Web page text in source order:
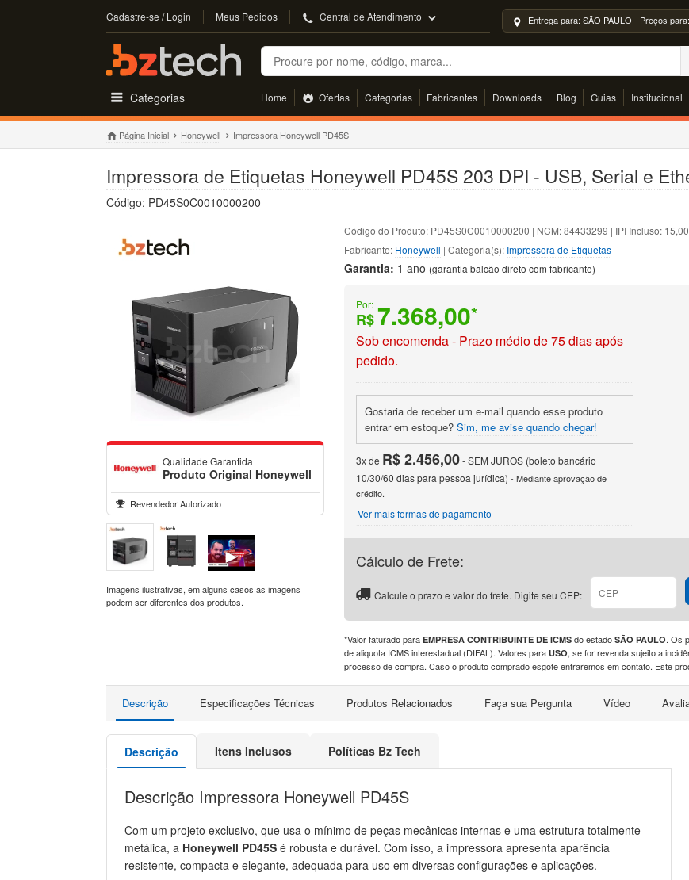
Cadastre-se / Login Meus Pedidos Central de Atendimento Entrega para: SÃO PAULO - Preços
Buscar
Categorias Home Ofertas Categorias Fabricantes Downloads Blog Guias Institucional
Página Inicial Honeywell Impressora Honeywell PD45S
Impressora de Etiquetas Honeywell PD45S 203 DPI - USB, Serial e
Código: PD45S0C0010000200
Qualidade Garantida
Produto Original Honeywell
Revendedor Autorizado
►
Imagens ilustrativas, em alguns casos as imagens
podem ser diferentes dos produtos.
Código do Produto: PD45S0C0010000200 | NCM: 84433299 | IPI Incluso:
Fabricante: Honeywell | Categoria(s): Impressora de Etiquetas
Garantia: 1 ano (garantia balcão direto com fabricante)
Por:
R$7.368,00*
Sob encomenda - Prazo médio de 75 dias após
pedido.
Gostaria de receber um e-mail quando esse produto
entrar em estoque?Sim, me avise quando chegar!
3x de R$ 2.456,00- SEM JUROS (boleto bancário
10/30/60 dias para pessoa jurídica) - Mediante aprovação de
crédito.
Ver mais formas de pagamento
Cálculo de Frete:
Calcule o prazo e valor do frete. Digite seu CEP:
*Valor faturado paraEMPRESA CONTRIBUINTE DE ICMS do estadoSÃO PAULO. Os
de aliquota ICMS interestadual (DIFAL). Valores paraUSO, se for revenda sujeito a
processo de compra. Caso o produto comprado esgote entraremos em contato. Este
Descrição Especificações Técnicas Produtos Relacionados Faça sua Pergunta Vídeo
Descrição Itens Inclusos Políticas Bz Tech
Descrição Impressora Honeywell PD45S
Com um projeto exclusivo, que usa o mínimo de peças mecânicas internas e uma estrutura totalmente
metálica, a Honeywell PD45S é robusta e durável. Com isso, a impressora apresenta aparência
resistente, compacta e elegante, adequada para uso em diversas configurações e aplicações.